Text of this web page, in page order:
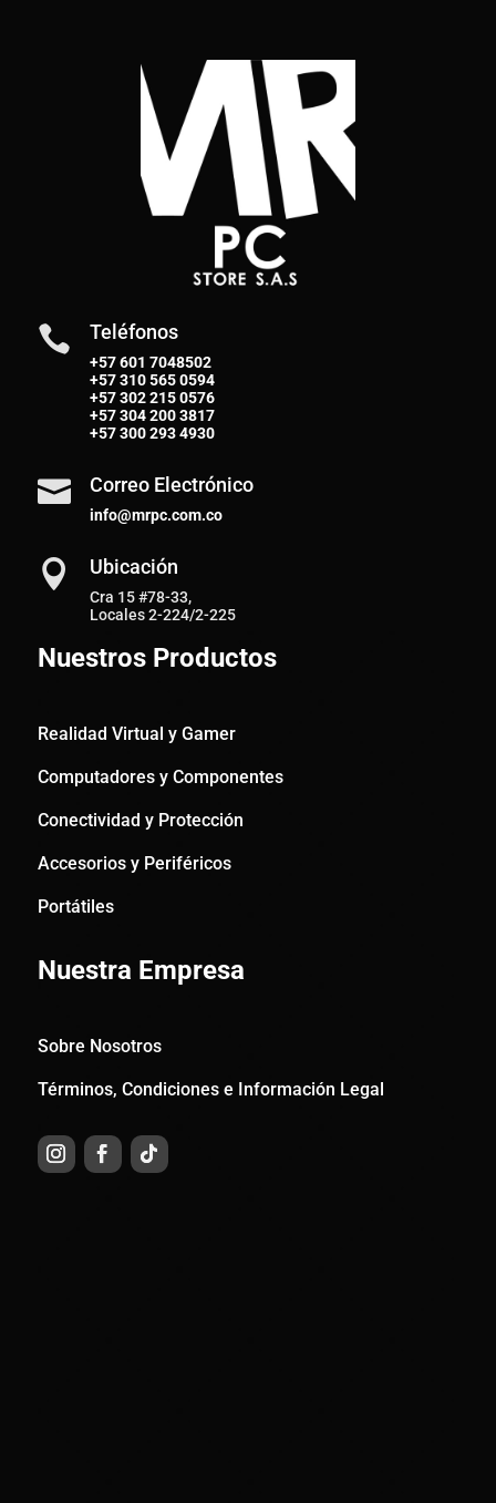
 Teléfonos
+57 601 7048502
+57310 565 0594
+57302 215 0576
+57304 200 3817
+57300 293 4930
 Correo Electrónico
info@mrpc.com.co
 Ubicación
Cra 15 #78-33,
Locales 2-224/2-225
Nuestros Productos
Realidad Virtual y Gamer
Computadores y Componentes
Conectividad y Protección
Accesorios y Periféricos
Portátiles
Nuestra Empresa
Sobre Nosotros
Términos, Condiciones e Información Legal